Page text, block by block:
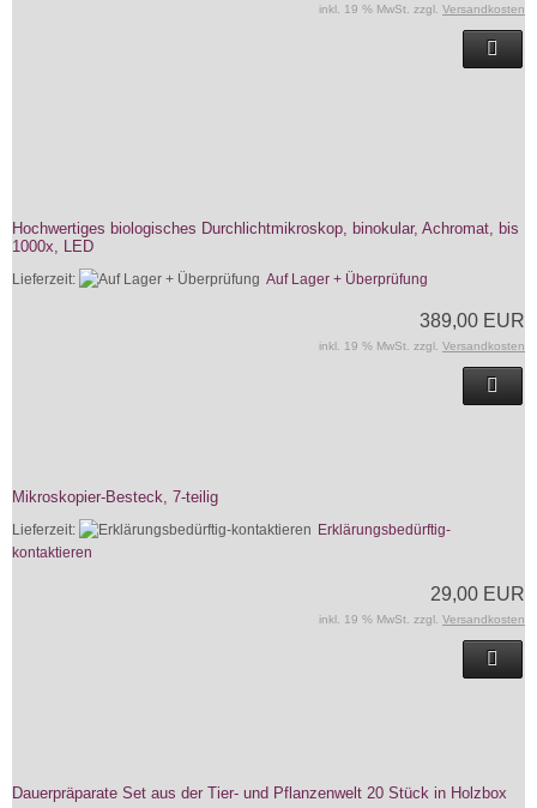
inkl. 19 % MwSt. zzgl. Versandkosten
Hochwertiges biologisches Durchlichtmikroskop, binokular, Achromat, bis
1000x, LED
Lieferzeit: Auf Lager + Überprüfung
389,00 EUR
inkl. 19 % MwSt. zzgl. Versandkosten
Mikroskopier-Besteck, 7-teilig
Lieferzeit:
Erklärungsbedürftig-
kontaktieren
29,00 EUR
inkl. 19 % MwSt. zzgl. Versandkosten
Dauerpräparate Set aus der Tier- und Pflanzenwelt 20 Stück in Holzbox